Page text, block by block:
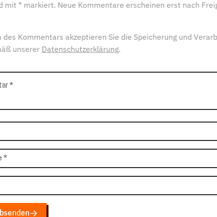
mit * markiert. Neue Kommentare erscheinen erst nach
des Kommentars akzeptieren Sie die Speicherung und
unserer Datenschutzerklärung.
*
*